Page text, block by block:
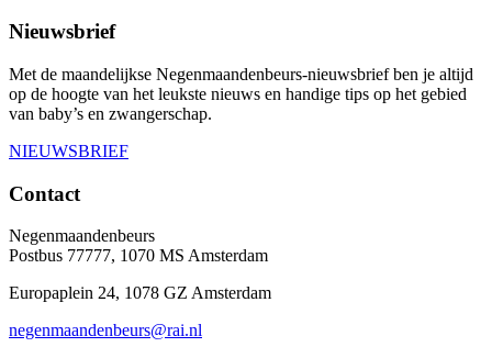
Nieuwsbrief
Met de maandelijkse Negenmaandenbeurs-nieuwsbrief ben je altijd
op de hoogte van het leukste nieuws en handige tips op het gebied
van baby’s en zwangerschap.
NIEUWSBRIEF
Contact
Negenmaandenbeurs
Postbus 77777, 1070 MS Amsterdam
Europaplein 24, 1078 GZ Amsterdam
negenmaandenbeurs@rai.nl